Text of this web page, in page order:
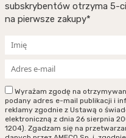
subskrybentów otrzyma 5-
na pierwsze zakupy*
Wyrażam zgodę na
podany adres e-mail publikacji i
reklamy zgodnie z Ustawą o
elektroniczną z dnia 26 sierpnia
1204). Zgadzam się na